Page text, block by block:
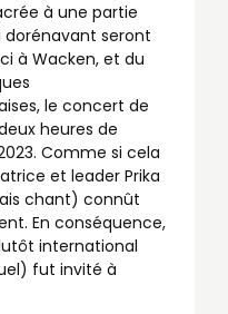
à une partie
dorénavant seront
à Wacken, et du
le concert de
heures de
Comme si cela
et leader Prika
chant) connût
En conséquence,
international
fut invité à